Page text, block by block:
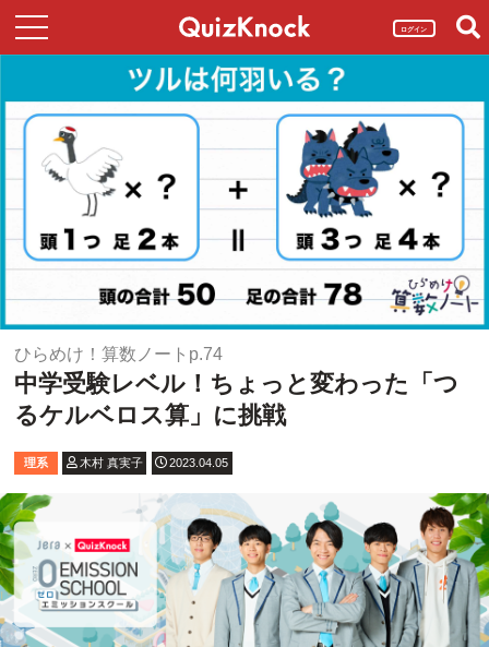
ログイン
ひらめけ！算数ノートp.74
中学受験レベル！ちょっと変わった「つ
るケルベロス算」に挑戦
理系 木村 真実子 2023.04.05